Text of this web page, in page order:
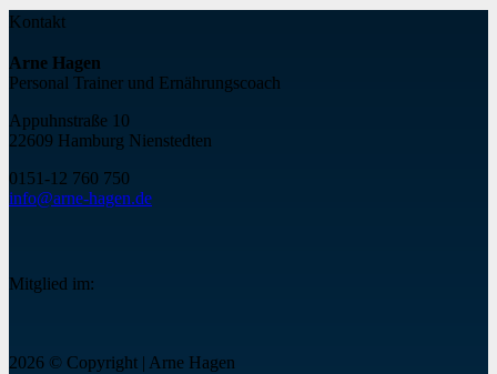
Kontakt
Arne Hagen
Personal Trainer und Ernährungscoach
Appuhnstraße 10
22609 Hamburg Nienstedten
0151-12 760 750
info@arne-hagen.de
Mitglied im:
2026 © Copyright | Arne Hagen